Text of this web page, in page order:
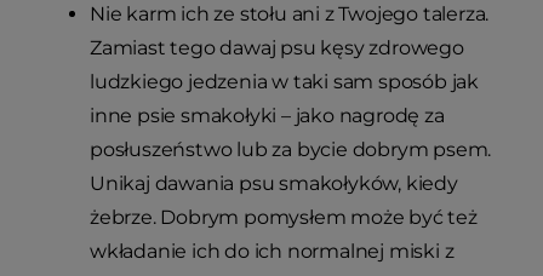
Nie karm ich ze stołu ani z Twojego talerza.
Zamiast tego dawaj psu kęsy zdrowego
ludzkiego jedzenia w taki sam sposób jak
inne psie smakołyki – jako nagrodę za
posłuszeństwo lub za bycie dobrym psem.
Unikaj dawania psu smakołyków, kiedy
żebrze. Dobrym pomysłem może być też
wkładanie ich do ich normalnej miski z